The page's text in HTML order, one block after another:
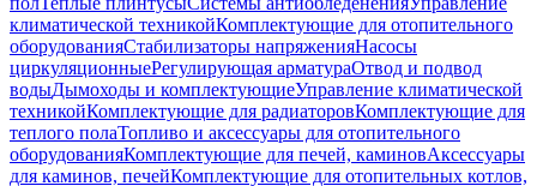
климатической техникойКомплектующие для отопительного
оборудованияСтабилизаторы напряженияНасосы
циркуляционныеРегулирующая арматураОтвод и подвод
водыДымоходы и комплектующиеУправление климатической
техникойКомплектующие для радиаторовКомплектующие для
теплого полаТопливо и аксессуары для отопительного
оборудованияКомплектующие для печей, каминовАксессуары
для каминов, печейКомплектующие для отопительных котлов,